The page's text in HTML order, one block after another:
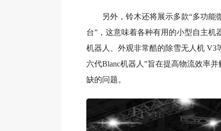
另外，铃木还将展示多款“多功能
台”，这意味着各种有用的小型自主机
机器人、外观非常酷的除雪无人机 V3
六代Blanc机器人”旨在提高物流效率
缺的问题。